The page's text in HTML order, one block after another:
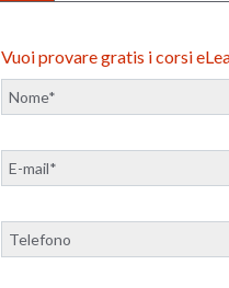
Vuoi provare gratis i corsi